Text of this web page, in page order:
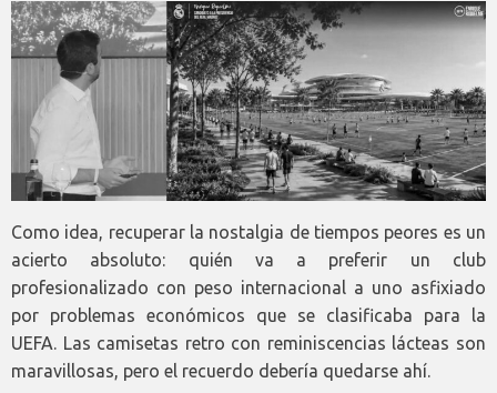
Como idea, recuperar la nostalgia de tiempos peores es un
acierto absoluto: quién va a preferir un club
profesionalizado con peso internacional a uno asfixiado
por problemas económicos que se clasificaba para la
UEFA. Las camisetas retro con reminiscencias lácteas son
maravillosas, pero el recuerdo debería quedarse ahí.